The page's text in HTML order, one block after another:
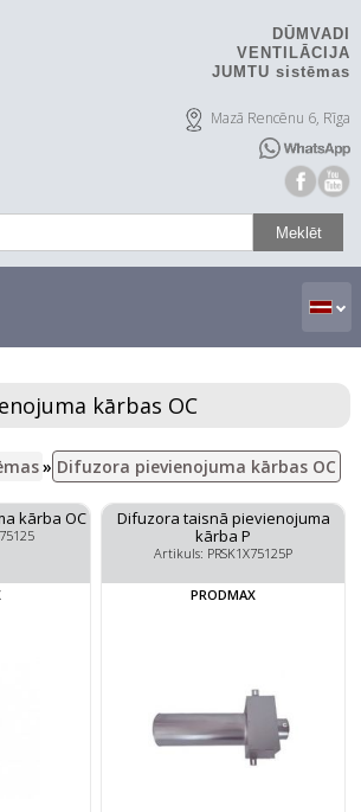
DŪMVADI
VENTILĀCIJA
JUMTU sistēmas
Mazā Rencēnu 6, Rīga
kārbas OC
» Difuzora pievienojuma kārbas OC
kārba OC
Difuzora taisnā pievienojuma
kārba P
Artikuls: PRSK1X75125P
PRODMAX